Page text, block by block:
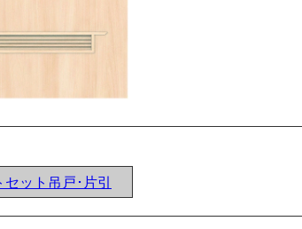
セット吊戸･片引